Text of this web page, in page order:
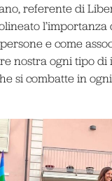
referente di
l’importanza
e come
nostra ogni tipo di
si combatte in